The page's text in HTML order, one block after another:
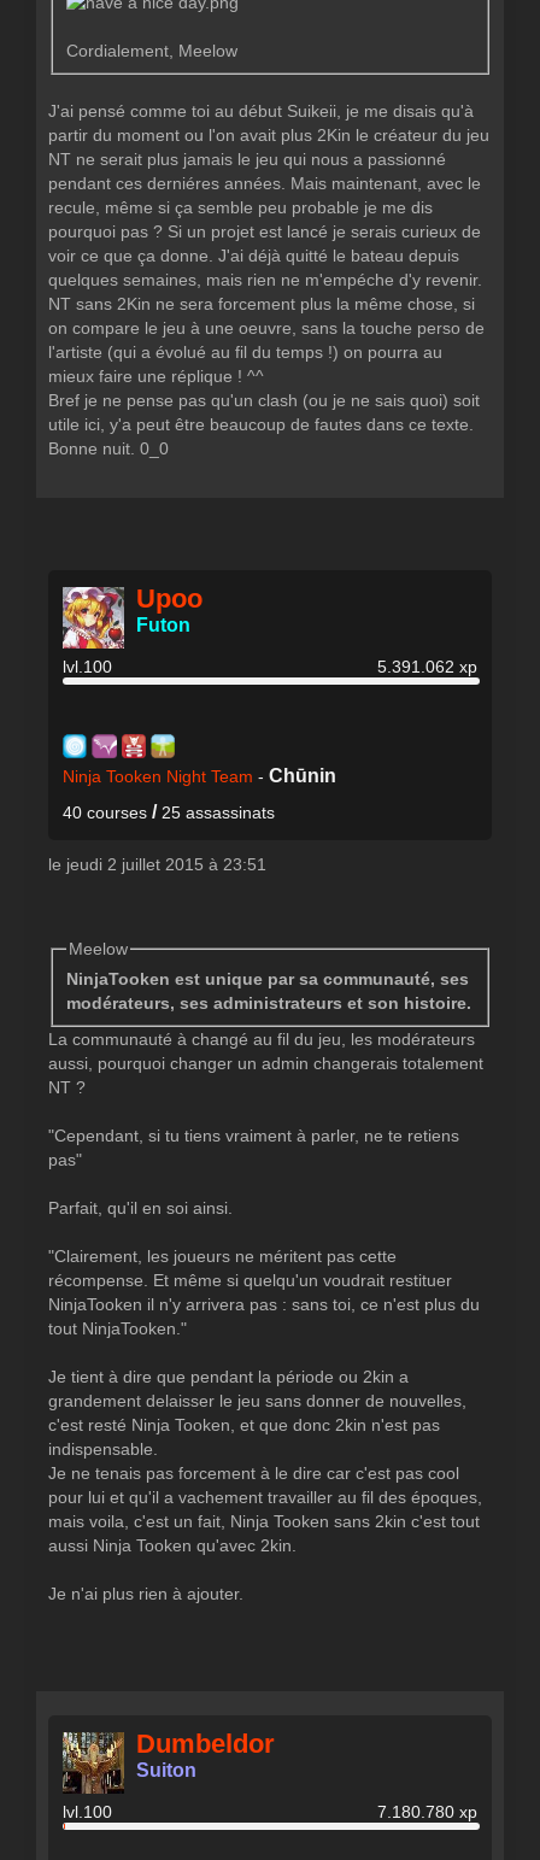
Cordialement, Meelow
J'ai pensé comme toi au début Suikeii, je me disais qu'à
partir du moment ou l'on avait plus 2Kin le créateur du jeu
NT ne serait plus jamais le jeu qui nous a passionné
pendant ces derniéres années. Mais maintenant, avec le
recule, même si ça semble peu probable je me dis
pourquoi pas ? Si un projet est lancé je serais curieux de
voir ce que ça donne. J'ai déjà quitté le bateau depuis
quelques semaines, mais rien ne m'empéche d'y revenir.
NT sans 2Kin ne sera forcement plus la même chose, si
on compare le jeu à une oeuvre, sans la touche perso de
l'artiste (qui a évolué au fil du temps !) on pourra au
mieux faire une réplique ! ^^
Bref je ne pense pas qu'un clash (ou je ne sais quoi) soit
utile ici, y'a peut être beaucoup de fautes dans ce texte.
Bonne nuit. 0_0
Upoo
Futon
lvl.100 5.391.062 xp
Ninja Tooken Night Team - Chūnin
40 courses /25 assassinats
le jeudi 2 juillet 2015 à 23:51
Meelow
NinjaTooken est unique par sa communauté, ses
modérateurs, ses administrateurs et son histoire.
La communauté à changé au fil du jeu, les modérateurs
aussi, pourquoi changer un admin changerais totalement
NT ?
"Cependant, si tu tiens vraiment à parler, ne te retiens
pas"
Parfait, qu'il en soi ainsi.
"Clairement, les joueurs ne méritent pas cette
récompense. Et même si quelqu'un voudrait restituer
NinjaTooken il n'y arrivera pas : sans toi, ce n'est plus du
tout NinjaTooken."
Je tient à dire que pendant la période ou 2kin a
grandement delaisser le jeu sans donner de nouvelles,
c'est resté Ninja Tooken, et que donc 2kin n'est pas
indispensable.
Je ne tenais pas forcement à le dire car c'est pas cool
pour lui et qu'il a vachement travailler au fil des époques,
mais voila, c'est un fait, Ninja Tooken sans 2kin c'est tout
aussi Ninja Tooken qu'avec 2kin.
Je n'ai plus rien à ajouter.
Dumbeldor
Suiton
lvl.100 7.180.780 xp